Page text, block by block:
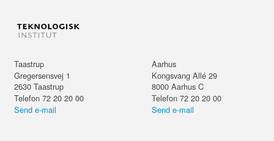
Taastrup
Gregersensvej 1
2630 Taastrup
Telefon 72 20 20 00
Send e-mail
Aarhus
Kongsvang Allé 29
8000 Aarhus C
Telefon 72 20 20 00
Send e-mail